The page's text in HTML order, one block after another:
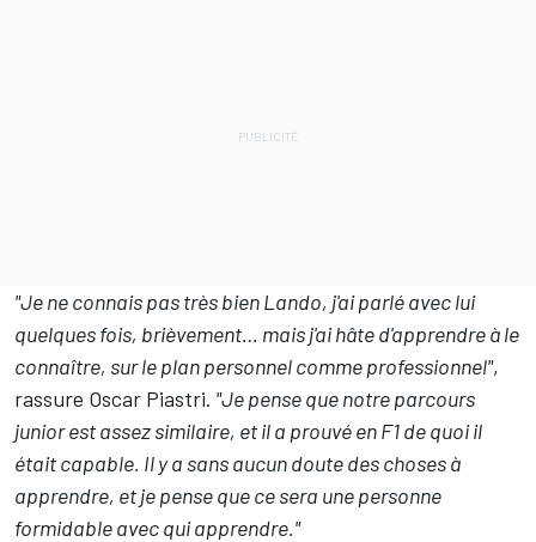
"Je ne connais pas très bien Lando, j'ai parlé avec lui
quelques fois, brièvement… mais j'ai hâte d'apprendre à le
connaître, sur le plan personnel comme professionnel",
rassure Oscar Piastri. "Je pense que notre parcours
junior est assez similaire, et il a prouvé en F1 de quoi il
était capable. Il y a sans aucun doute des choses à
apprendre, et je pense que ce sera une personne
formidable avec qui apprendre."